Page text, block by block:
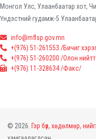
Монгол Улс, Улаанбаатар хот,
Үндэстний гудамж-5
info@mflsp.gov.mn
+(976) 51-261553 /Бичиг
+(976) 51-260200 /Олон
+(976) 11-328634 /Факс/
© 2026. Гэр бүл, хөдөлмөр,